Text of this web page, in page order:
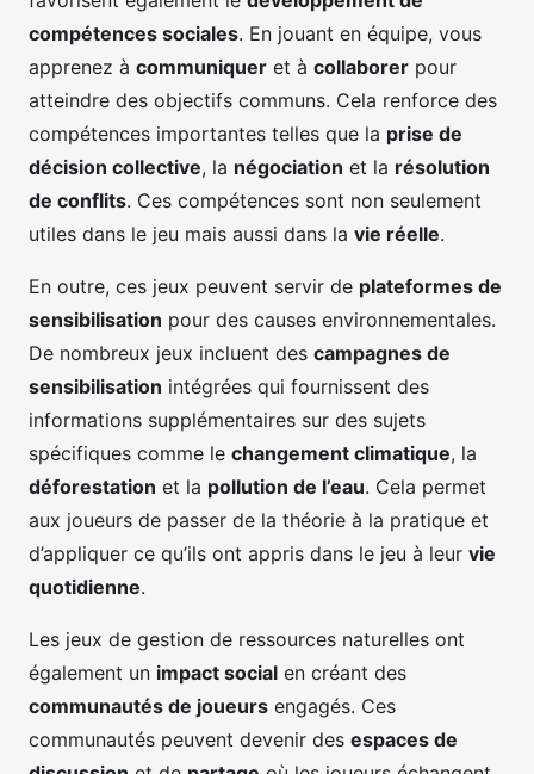
compétences sociales. En jouant en équipe, vous
apprenez à communiquer et à collaborer pour
atteindre des objectifs communs. Cela renforce des
compétences importantes telles que la prise de
décision collective, la négociation et la résolution
de conflits. Ces compétences sont non seulement
utiles dans le jeu mais aussi dans la vie réelle.
En outre, ces jeux peuvent servir de plateformes de
sensibilisation pour des causes environnementales.
De nombreux jeux incluent des campagnes de
sensibilisation intégrées qui fournissent des
informations supplémentaires sur des sujets
spécifiques comme le changement climatique, la
déforestation et la pollution de l’eau. Cela permet
aux joueurs de passer de la théorie à la pratique et
d’appliquer ce qu’ils ont appris dans le jeu à leur vie
quotidienne.
Les jeux de gestion de ressources naturelles ont
également un impact social en créant des
communautés de joueurs engagés. Ces
communautés peuvent devenir des espaces de